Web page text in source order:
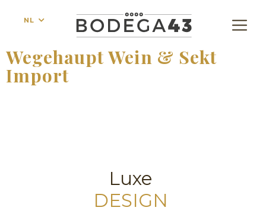
NL
Wegehaupt Wein & Sekt
Import
Luxe
DESIGN